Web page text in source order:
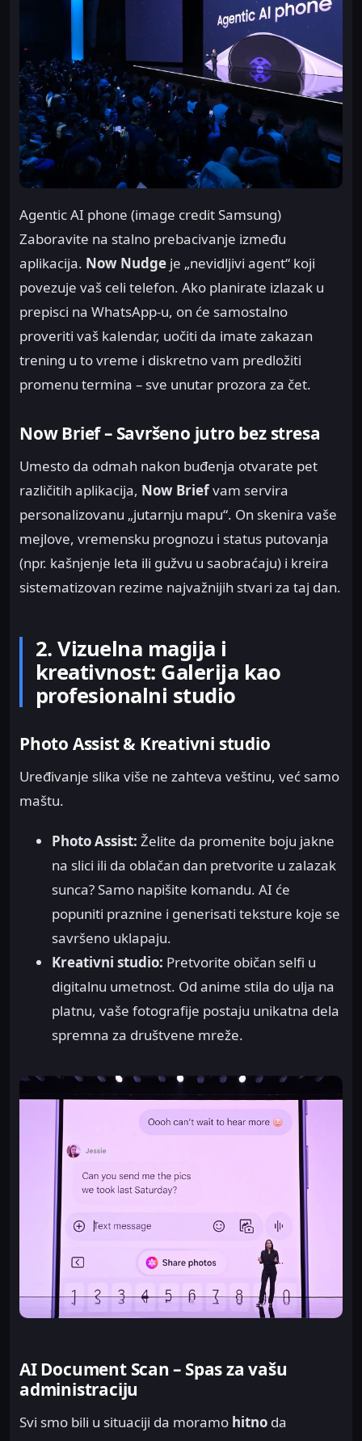
Agentic AI phone (image credit Samsung)
Zaboravite na stalno prebacivanje između
aplikacija. Now Nudge je „nevidljivi agent“ koji
povezuje vaš celi telefon. Ako planirate izlazak u
prepisci na WhatsApp-u, on će samostalno
proveriti vaš kalendar, uočiti da imate zakazan
trening u to vreme i diskretno vam predložiti
promenu termina – sve unutar prozora za čet.
Now Brief – Savršeno jutro bez stresa
Umesto da odmah nakon buđenja otvarate pet
različitih aplikacija, Now Briefvam servira
personalizovanu „jutarnju mapu“. On skenira vaše
mejlove, vremensku prognozu i status putovanja
(npr. kašnjenje leta ili gužvu u saobraćaju) i kreira
sistematizovan rezime najvažnijih stvari za taj dan.
2. Vizuelna magija i
kreativnost: Galerija kao
profesionalni studio
Photo Assist & Kreativni studio
Uređivanje slika više ne zahteva veštinu, već samo
maštu.
Photo Assist: Želite da promenite boju jakne
na slici ili da oblačan dan pretvorite u zalazak
sunca? Samo napišite komandu. AI će
popuniti praznine i generisati teksture koje se
savršeno uklapaju.
Kreativni studio: Pretvorite običan selfi u
digitalnu umetnost. Od anime stila do ulja na
platnu, vaše fotografije postaju unikatna dela
spremna za društvene mreže.
AI Document Scan – Spas za vašu
administraciju
Svi smo bili u situaciji da moramo hitno da